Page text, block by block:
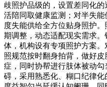
歧照护品级的，设置差同化
活陪同取健康监测；对半失
度失能供给全方位贴身照护
期调整，动态适配现实需求
体，机构设有专项照护方案
照规范按时翻身拍背，做好
症，同时协帮进行肢体被动
碍，采用熟悉化、糊口纪律